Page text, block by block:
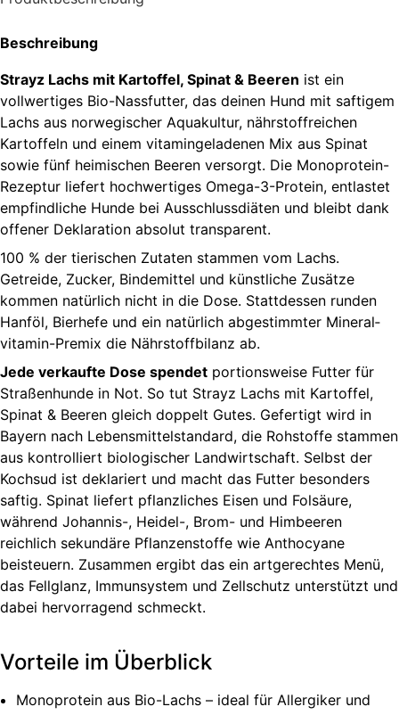
Beschreibung
Strayz Lachs mit Kartoffel, Spinat & Beeren ist ein
vollwertiges Bio-Nassfutter, das deinen Hund mit saftigem
Lachs aus norwegischer Aquakultur, nährstoffreichen
Kartoffeln und einem vitamin­geladenen Mix aus Spinat
sowie fünf heimischen Beeren versorgt. Die Monoprotein-
Rezeptur liefert hochwertiges Omega-3-Protein, entlastet
empfindliche Hunde bei Ausschlussdiäten und bleibt dank
offener Deklaration absolut transparent.
100 % der tierischen Zutaten stammen vom Lachs.
Getreide, Zucker, Bindemittel und künstliche Zusätze
kommen natürlich nicht in die Dose. Stattdessen runden
Hanföl, Bierhefe und ein natürlich abgestimmter Mineral­
vitamin-Premix die Nährstoffbilanz ab.
Jede verkaufte Dose spendet portionsweise Futter für
Straßenhunde in Not. So tut Strayz Lachs mit Kartoffel,
Spinat & Beeren gleich doppelt Gutes. Gefertigt wird in
Bayern nach Lebensmittel­standard, die Rohstoffe stammen
aus kontrolliert biologischer Landwirtschaft. Selbst der
Kochsud ist deklariert und macht das Futter besonders
saftig. Spinat liefert pflanzliches Eisen und Folsäure,
während Johannis-, Heidel-, Brom- und Himbeeren
reichlich sekundäre Pflanzenstoffe wie Anthocyane
beisteuern. Zusammen ergibt das ein artgerechtes Menü,
das Fellglanz, Immunsystem und Zellschutz unterstützt und
dabei hervorragend schmeckt.
Vorteile im Überblick
Monoprotein aus Bio-Lachs – ideal für Allergiker und